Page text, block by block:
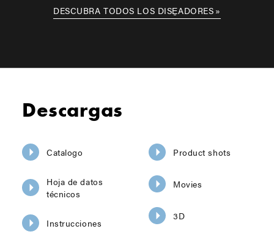
DESCUBRA TODOS LOS DISE̱ADORES
Descargas
Catalogo
Hoja de datos
técnicos
Instrucciones
Product shots
Movies
3D